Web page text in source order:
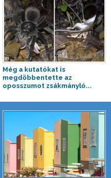
Még a kutatókat is
megdöbbentette az
oposszumot zsákmányló...